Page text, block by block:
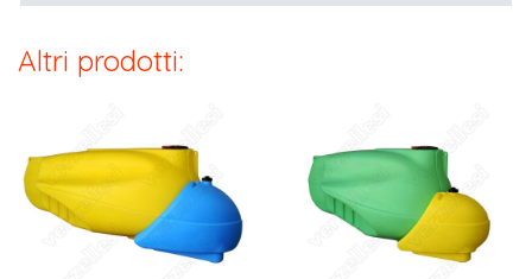
Altri prodotti: